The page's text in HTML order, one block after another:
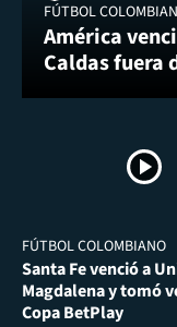
FÚTBOL
América
Caldas fuera
FÚTBOL COLOMBIANO
Santa Fe venció a
Magdalena y tomó
Copa BetPlay